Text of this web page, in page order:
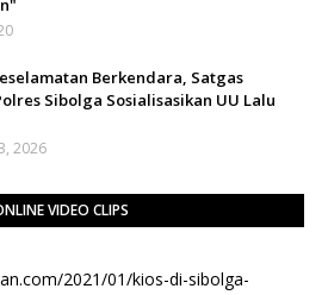
Berkendara, Satgas
Sibolga Sosialisasikan UU Lalu
2026
VIDEO CLIPS
2021/01/kios-di-sibolga-